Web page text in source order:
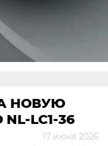
НОВУЮ
LC1-36
17 июня 2026